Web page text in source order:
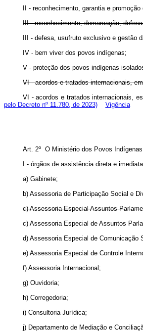
II - reconhecimento, garantia e
III - reconhecimento, demarcação,
III - defesa, usufruto exclusivo e
IV - bem viver dos povos indígenas;
V - proteção dos povos indígenas
VI - acordos e tratados internacionais,
VI - acordos e tratados internacionais,
pelo Decreto nº 11.780, de 2023)
Vigência
Art. 2º O Ministério dos Povos
I - órgãos de assistência direta e
a) Gabinete;
b) Assessoria de Participação Social e
c) Assessoria Especial Assuntos
c) Assessoria Especial de Assuntos
d) Assessoria Especial de Comunicação
e) Assessoria Especial de Controle
f) Assessoria Internacional;
g) Ouvidoria;
h) Corregedoria;
i) Consultoria Jurídica;
j) Departamento de Mediação e